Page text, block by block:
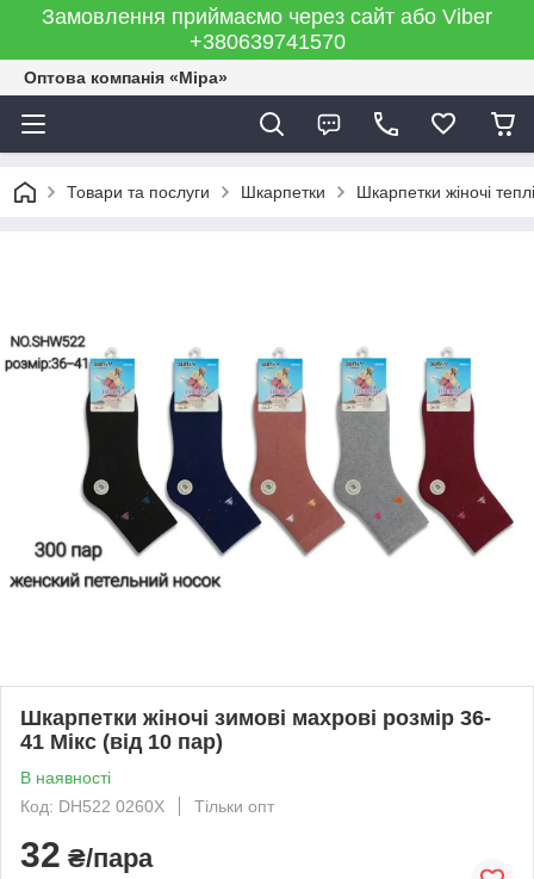
Замовлення приймаємо через сайт або Viber
+380639741570
Оптова компанія «Міра»
Товари та послуги Шкарпетки Шкарпетки жіночі теплі
Шкарпетки жіночі зимові махрові розмір 36-
41 Мікс (від 10 пар)
В наявності
Код: DH522 0260X
Тільки опт
32 ₴/пара